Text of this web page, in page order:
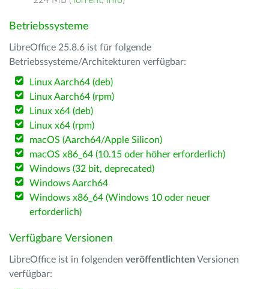
Betriebssysteme
LibreOffice 25.8.6 ist für folgende
Betriebssysteme/Architekturen verfügbar:
Linux Aarch64 (deb)
Linux Aarch64 (rpm)
Linux x64 (deb)
Linux x64 (rpm)
macOS (Aarch64/Apple Silicon)
macOS x86_64 (10.15 oder höher erforderlich)
Windows (32 bit, deprecated)
Windows Aarch64
Windows x86_64 (Windows 10 oder neuer
erforderlich)
Verfügbare Versionen
LibreOffice ist in folgenden veröffentlichten Versionen
verfügbar: